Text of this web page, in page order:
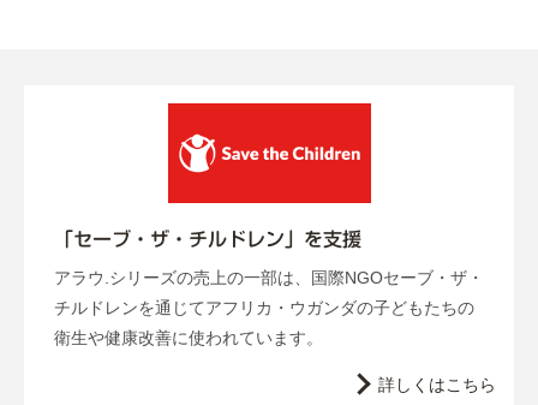
「セーブ・ザ・チルドレン」を支援
アラウ.シリーズの売上の一部は、国際NGOセーブ・ザ・
チルドレンを通じてアフリカ・ウガンダの子どもたちの
衛生や健康改善に使われています。
詳しくはこちら